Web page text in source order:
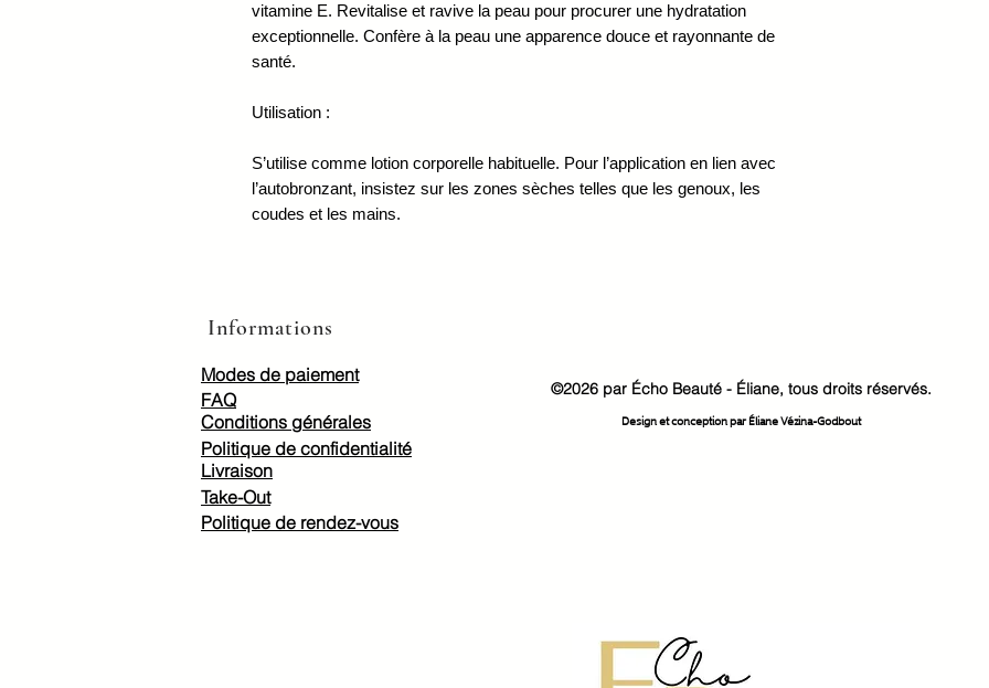
vitamine E. Revitalise et ravive la peau pour procurer une hydratation
exceptionnelle. Confère à la peau une apparence douce et rayonnante de
santé.
Utilisation :
S’utilise comme lotion corporelle habituelle. Pour l’application en lien avec
l’autobronzant, insistez sur les zones sèches telles que les genoux, les
coudes et les mains.
Informations
Modes de paiement
FAQ
Conditions générales
Politique de confidentialité
Livraison
Take-Out
Politique de rendez-vous
©2026 par Écho Beauté - Éliane, tous droits réservés.
Design et conception par Éliane Vézina-Godbout